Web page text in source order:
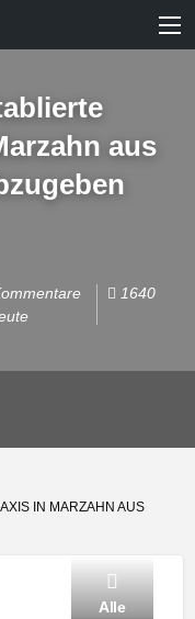
aus
1640
IN MARZAHN AUS
Alle